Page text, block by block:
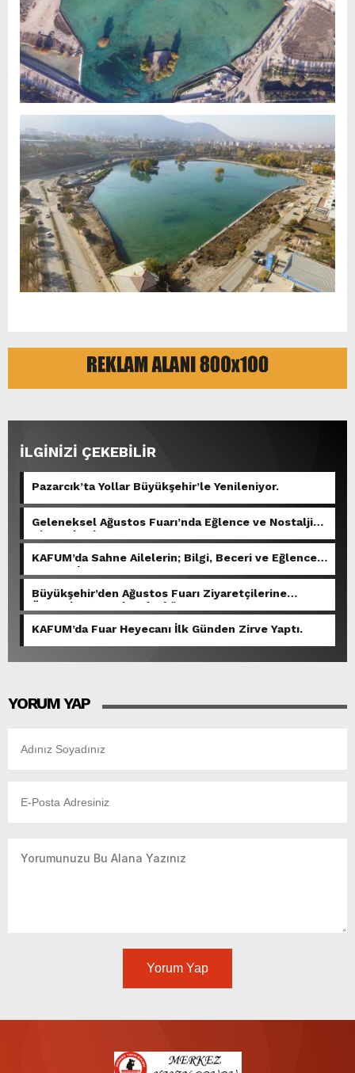
İLGİNİZİ ÇEKEBİLİR
Pazarcık’ta Yollar Büyükşehir’le Yenileniyor.
Geleneksel Ağustos Fuarı’nda Eğlence ve Nostalji
Bir Aradaydı.
KAFUM’da Sahne Ailelerin; Bilgi, Beceri ve Eğlence
Yarışacak.
Büyükşehir’den Ağustos Fuarı Ziyaretçilerine
Ücretsiz Otopark Kolaylığı.
KAFUM’da Fuar Heyecanı İlk Günden Zirve Yaptı.
YORUM YAP
Yorum Yap